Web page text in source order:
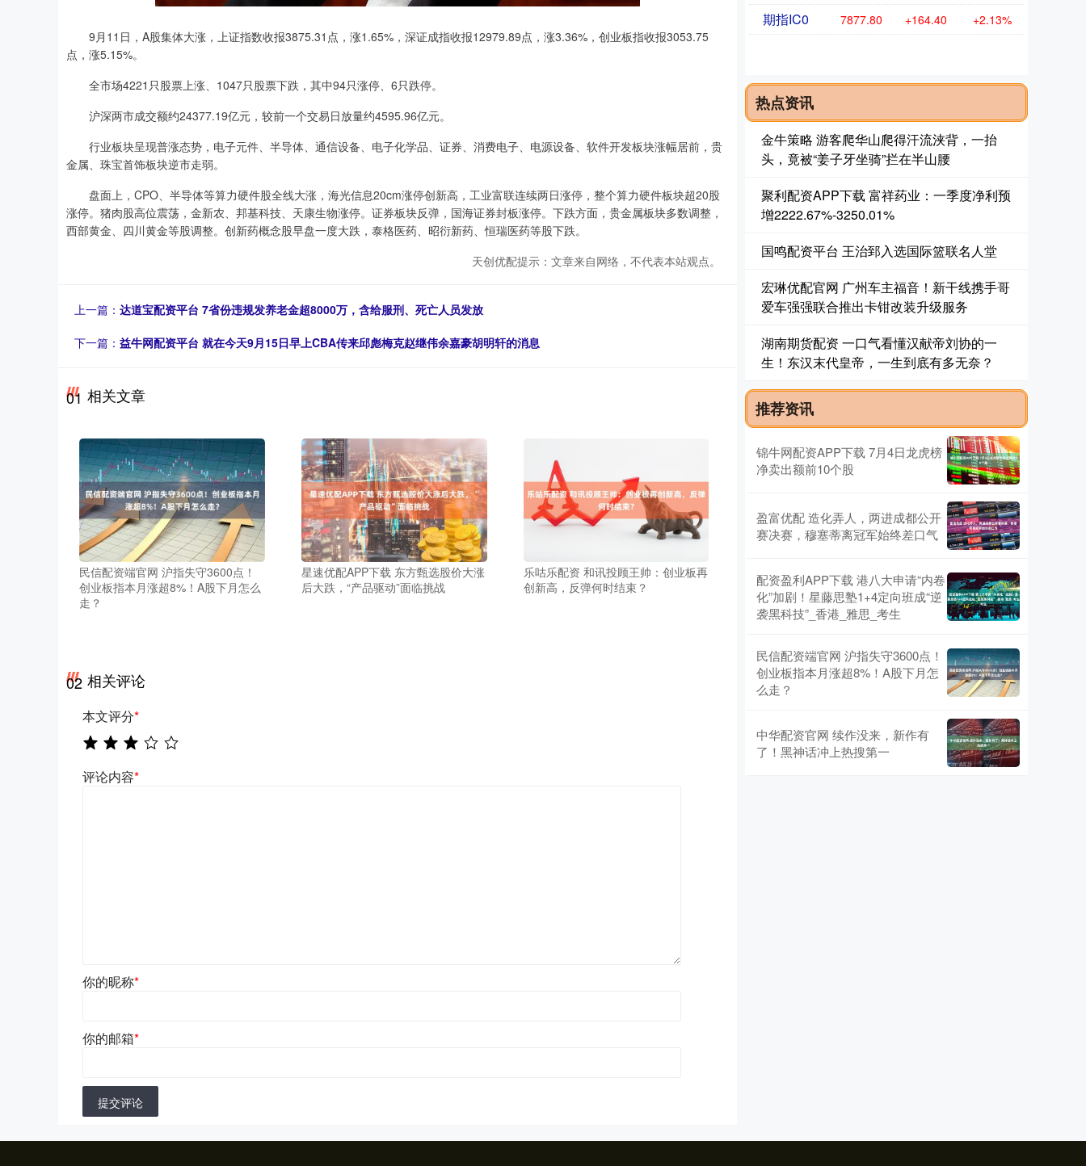
9月11日，A股集体大涨，上证指数收报3875.31点，涨1.65%，深证成指收报12979.89点，涨3.36%，创业板指收报3053.75
点，涨5.15%。
全市场4221只股票上涨、1047只股票下跌，其中94只涨停、6只跌停。
沪深两市成交额约24377.19亿元，较前一个交易日放量约4595.96亿元。
行业板块呈现普涨态势，电子元件、半导体、通信设备、电子化学品、证券、消费电子、电源设备、软件开发板块涨幅居前，贵
金属、珠宝首饰板块逆市走弱。
盘面上，CPO、半导体等算力硬件股全线大涨，海光信息20cm涨停创新高，工业富联连续两日涨停，整个算力硬件板块超20股
涨停。猪肉股高位震荡，金新农、邦基科技、天康生物涨停。证券板块反弹，国海证券封板涨停。下跌方面，贵金属板块多数调整，
西部黄金、四川黄金等股调整。创新药概念股早盘一度大跌，泰格医药、昭衍新药、恒瑞医药等股下跌。
天创优配提示：文章来自网络，不代表本站观点。
上一篇： 达道宝配资平台 7省份违规发养老金超8000万，含给服刑、死亡人员发放
下一篇： 益牛网配资平台 就在今天9月15日早上CBA传来邱彪梅克赵继伟余嘉豪胡明轩的消息
01 相关文章
民信配资端官网 沪指失守3600点！
创业板指本月涨超8%！A股下月怎么
走？
星速优配APP下载 东方甄选股价大涨
后大跌，“产品驱动”面临挑战
乐咕乐配资 和讯投顾王帅：创业板再
创新高，反弹何时结束？
02 相关评论
本文评分*
评论内容*
你的昵称*
你的邮箱*
提交评论
期指IC0 7877.80 +164.40 +2.13%
热点资讯
金牛策略 游客爬华山爬得汗流浃背，一抬
头，竟被“姜子牙坐骑”拦在半山腰
聚利配资APP下载 富祥药业：一季度净利预
增2222.67%-3250.01%
国鸣配资平台 王治郅入选国际篮联名人堂
宏琳优配官网 广州车主福音！新干线携手哥
爱车强强联合推出卡钳改装升级服务
湖南期货配资 一口气看懂汉献帝刘协的一
生！东汉末代皇帝，一生到底有多无奈？
推荐资讯
锦牛网配资APP下载 7月4日龙虎榜
净卖出额前10个股
盈富优配 造化弄人，两进成都公开
赛决赛，穆塞蒂离冠军始终差口气
配资盈利APP下载 港八大申请“内卷
化”加剧！星藤思塾1+4定向班成“逆
袭黑科技”_香港_雅思_考生
民信配资端官网 沪指失守3600点！
创业板指本月涨超8%！A股下月怎
么走？
中华配资官网 续作没来，新作有
了！黑神话冲上热搜第一